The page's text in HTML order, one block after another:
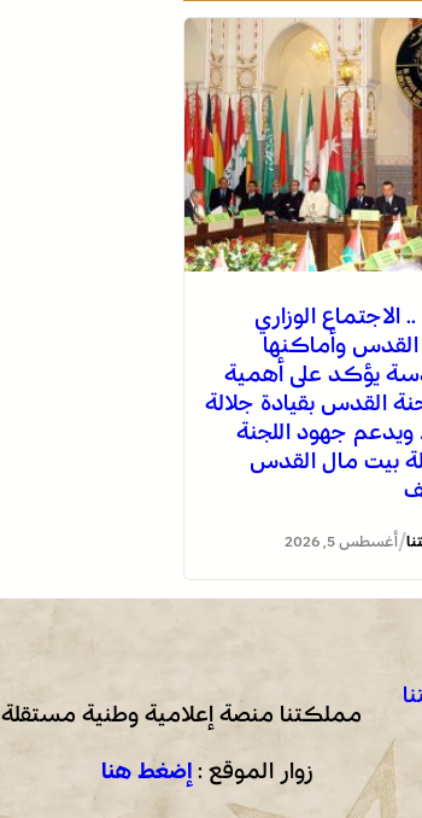
الاجتماع الوزاري
وأماكنها
يؤكد على أهمية
القدس بقيادة جلالة
ويدعم جهود اللجنة
بيت مال القدس
/أغسطس 5, 2026
مملكتنا منصة إعلامية وطنية مستقلة
زوار الموقع : إضغط هنا